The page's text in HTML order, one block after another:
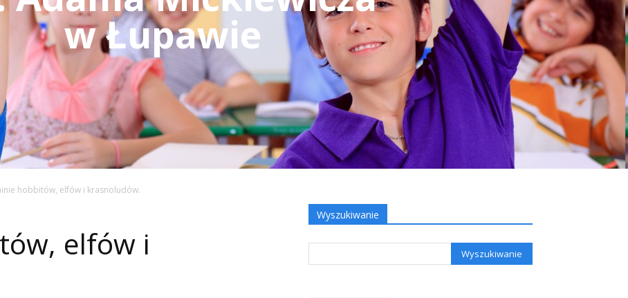
w Łupawie
hobbitów, elfów i krasnoludów.
elfów i
Wyszukiwanie